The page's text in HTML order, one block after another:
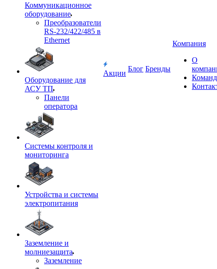
Коммуникационное
оборудование
Преобразователи
RS-232/422/485 в
Ethernet
Оборудование для
АСУ ТП
Панели
оператора
Системы контроля и
мониторинга
Устройства и системы
электропитания
Заземление и
молниезащита
Заземление
Акции
Блог Бренды
Компания
О